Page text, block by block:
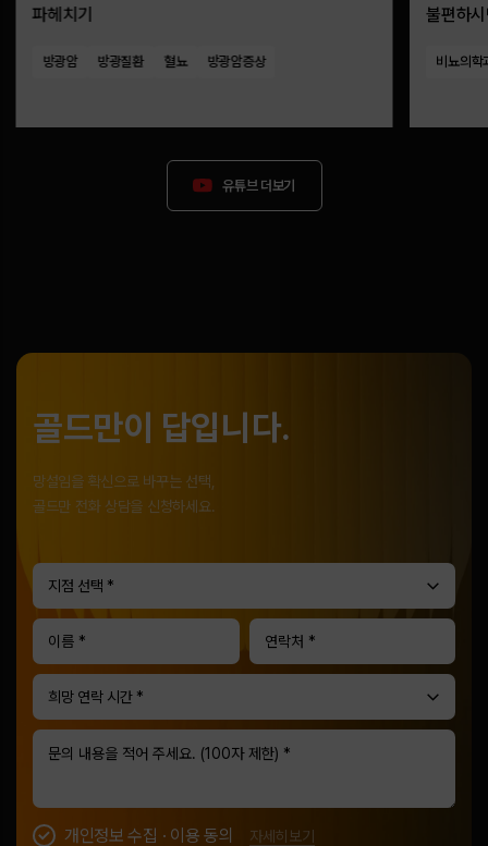
파헤치기
방광암 방광질환 혈뇨 방광암증상
불편하
비뇨의학
유튜브 더보기
골드만이 답입니다.
망설임을 확신으로 바꾸는 선택,
골드만 전화 상담을 신청하세요.
지점 선택 *
희망 연락 시간 *
개인정보 수집 · 이용 동의 자세히보기